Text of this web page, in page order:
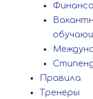
Правила
Тренеры